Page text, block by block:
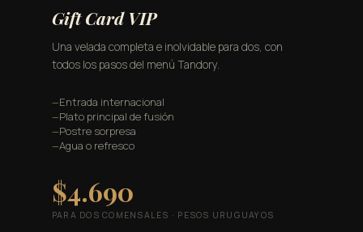
Gift Card VIP
Una velada completa e inolvidable para dos, con
todos los pasos del menú Tandory.
Entrada internacional
Plato principal de fusión
Postre sorpresa
Agua o refresco
$4.690
PARA DOS COMENSALES · PESOS URUGUAYOS